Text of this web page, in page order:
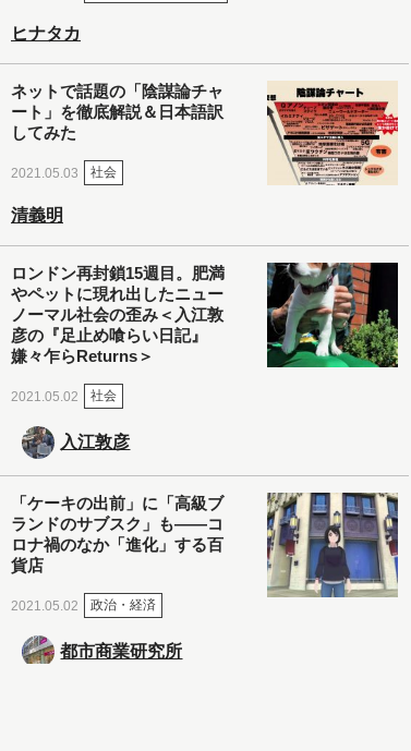
ヒナタカ
ネットで話題の「陰謀論チャ
ート」を徹底解説＆日本語訳
してみた
2021.05.03 社会
清義明
ロンドン再封鎖15週目。肥満
やペットに現れ出したニュー
ノーマル社会の歪み＜入江敦
彦の『足止め喰らい日記』
嫌々乍らReturns＞
2021.05.02 社会
入江敦彦
「ケーキの出前」に「高級ブ
ランドのサブスク」も――コ
ロナ禍のなか「進化」する百
貨店
2021.05.02 政治・経済
都市商業研究所